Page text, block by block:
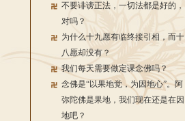
不要诽谤正法，一切法都是好的，
对吗？
为什么十九愿有临终接引相，而十
八愿却没有？
我们每天需要做定课念佛吗？
念佛是“以果地觉，为因地心”。阿
弥陀佛是果地，我们现在还是在因
地吧？